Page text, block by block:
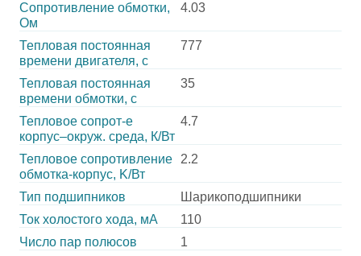
Сопротивление обмотки,
Ом
4.03
Тепловая постоянная
времени двигателя, с
777
Тепловая постоянная
времени обмотки, с
35
Тепловое сопрот-е
корпус–окруж. среда, К/Вт
4.7
Тепловое сопротивление
обмотка-корпус, K/Вт
2.2
Тип подшипников
Шарикоподшипники
Ток холостого хода, мА
110
Число пар полюсов
1